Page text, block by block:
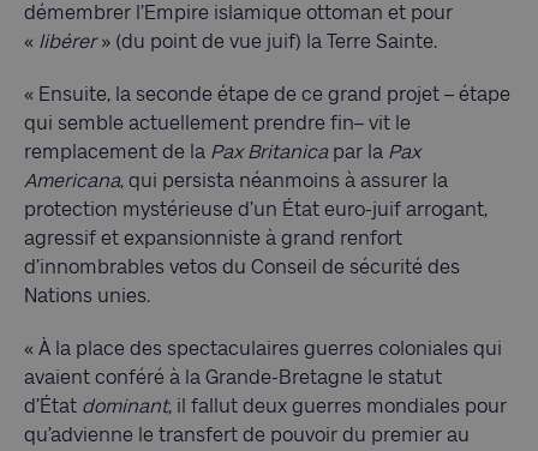
démembrer l’Empire islamique ottoman et pour
« libérer» (du point de vue juif) la Terre Sainte.
« Ensuite, la seconde étape de ce grand projet – étape
qui semble actuellement prendre fin– vit le
remplacement de la Pax Britanica par la Pax
Americana, qui persista néanmoins à assurer la
protection mystérieuse d’un État euro-juif arrogant,
agressif et expansionniste à grand renfort
d’innombrables vetos du Conseil de sécurité des
Nations unies.
« À la place des spectaculaires guerres coloniales qui
avaient conféré à la Grande-Bretagne le statut
d’État dominant, il fallut deux guerres mondiales pour
qu’advienne le transfert de pouvoir du premier au